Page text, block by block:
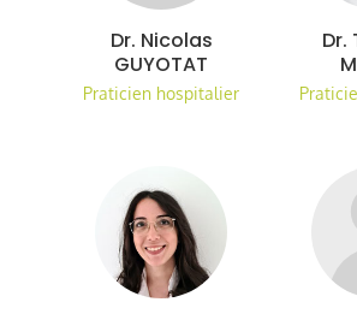
Dr. Nicolas
GUYOTAT
Praticien hospitalier
Dr.